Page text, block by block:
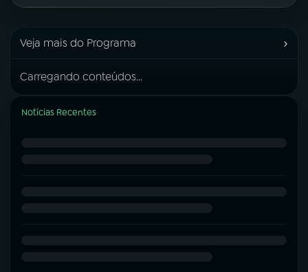
Veja mais do Programa ›
Carregando conteúdos...
Notícias Recentes